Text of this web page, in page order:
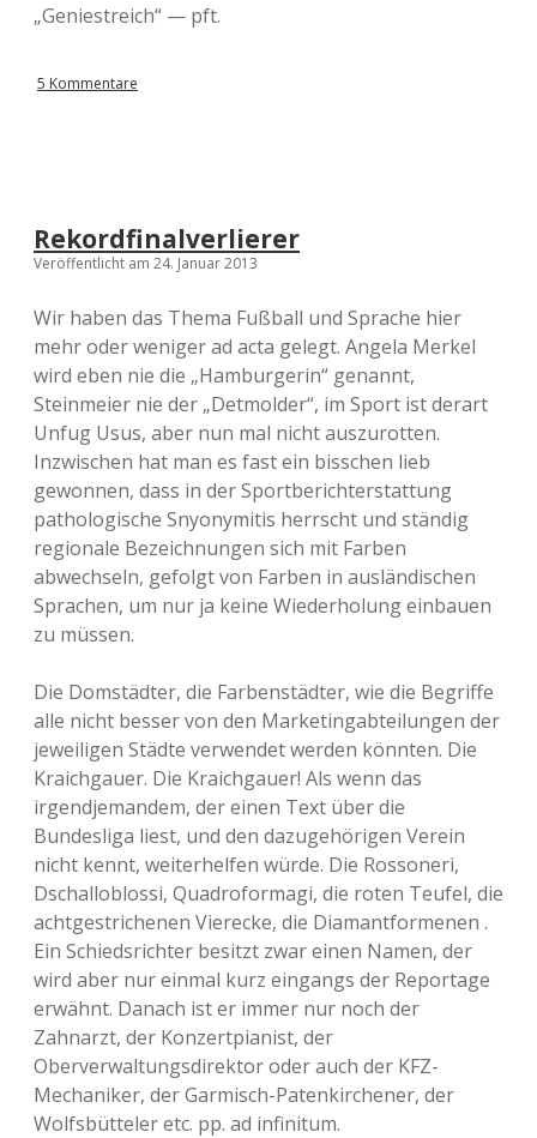
„Geniestreich“ — pft.
5 Kommentare
Rekordfinalverlierer
Veröffentlicht am 24. Januar 2013
Wir haben das Thema Fußball und Sprache hier
mehr oder weniger ad acta gelegt. Angela Merkel
wird eben nie die „Hamburgerin“ genannt,
Steinmeier nie der „Detmolder“, im Sport ist derart
Unfug Usus, aber nun mal nicht auszurotten.
Inzwischen hat man es fast ein bisschen lieb
gewonnen, dass in der Sportberichterstattung
pathologische Snyonymitis herrscht und ständig
regionale Bezeichnungen sich mit Farben
abwechseln, gefolgt von Farben in ausländischen
Sprachen, um nur ja keine Wiederholung einbauen
zu müssen.
Die Domstädter, die Farbenstädter, wie die Begriffe
alle nicht besser von den Marketingabteilungen der
jeweiligen Städte verwendet werden könnten. Die
Kraichgauer. Die Kraichgauer! Als wenn das
irgendjemandem, der einen Text über die
Bundesliga liest, und den dazugehörigen Verein
nicht kennt, weiterhelfen würde. Die Rossoneri,
Dschalloblossi, Quadroformagi, die roten Teufel, die
achtgestrichenen Vierecke, die Diamantformenen .
Ein Schiedsrichter besitzt zwar einen Namen, der
wird aber nur einmal kurz eingangs der Reportage
erwähnt. Danach ist er immer nur noch der
Zahnarzt, der Konzertpianist, der
Oberverwaltungsdirektor oder auch der KFZ-
Mechaniker, der Garmisch-Patenkirchener, der
Wolfsbütteler etc. pp. ad infinitum.